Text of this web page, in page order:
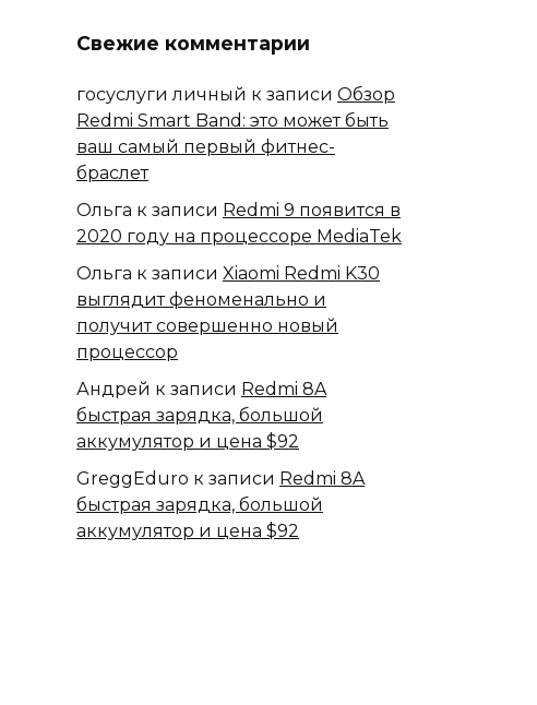
Свежие комментарии
госуслуги личный к записи Обзор
Redmi Smart Band: это может быть
ваш самый первый фитнес-
браслет
Ольга к записи Redmi 9 появится в
2020 году на процессоре MediaTek
Ольга к записи Xiaomi Redmi K30
выглядит феноменально и
получит совершенно новый
процессор
Андрей к записи Redmi 8A
быстрая зарядка, большой
аккумулятор и цена $92
GreggEduro к записи Redmi 8A
быстрая зарядка, большой
аккумулятор и цена $92